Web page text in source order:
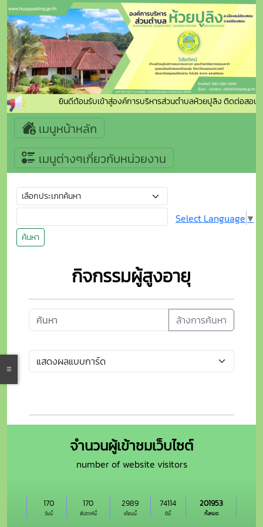
ยินดีต้อนรับเข้าสู่องค์การบริหารส่วนตำบลห้วยปูลิง ติดต่อสอบ
เมนูหน้าหลัก
เมนูต่างๆเกี่ยวกับหน่วยงาน
ค้นหา
Select Language ▼
กิจกรรมผู้สูงอายุ
ล้างการค้นหา
จำนวนผู้เข้าชมเว็บไซต์
number of website visitors
วันนี้
170
สัปดาห์นี้
170
เดือนนี้
2989
ปีนี้
74114
ทั้งหมด
201953